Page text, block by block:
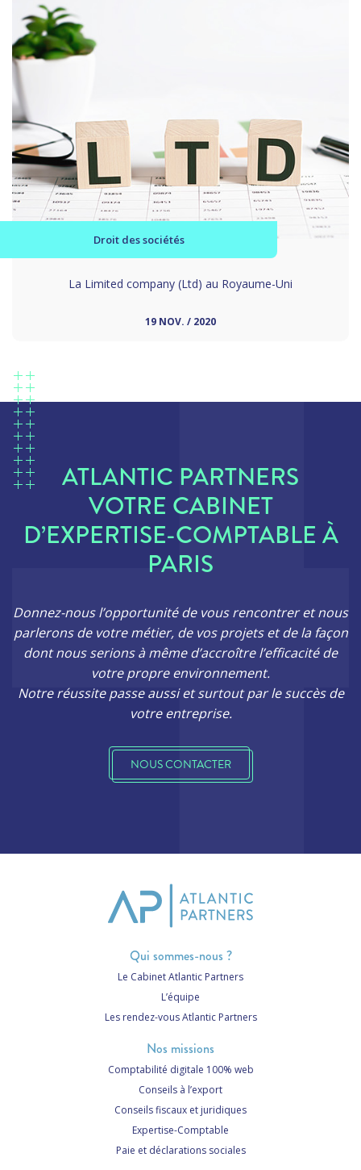
Droit des sociétés
La Limited company (Ltd) au Royaume-Uni
19 NOV. / 2020
ATLANTIC PARTNERS
VOTRE CABINET
D’EXPERTISE-COMPTABLE À
PARIS
Donnez-nous l’opportunité de vous rencontrer et nous
parlerons de votre métier, de vos projets et de la façon
dont nous serions à même d’accroître l’efficacité de
votre propre environnement.
Notre réussite passe aussi et surtout par le succès de
votre entreprise.
NOUS CONTACTER
Qui sommes-nous ?
Le Cabinet Atlantic Partners
L’équipe
Les rendez-vous Atlantic Partners
Nos missions
Comptabilité digitale 100% web
Conseils à l’export
Conseils fiscaux et juridiques
Expertise-Comptable
Paie et déclarations sociales